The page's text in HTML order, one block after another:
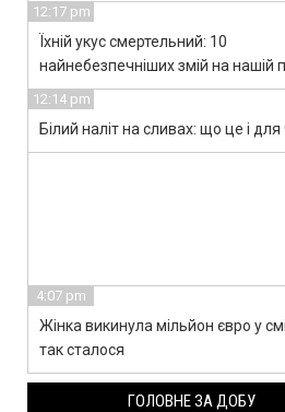
12:17 pm
Їхній укус смертельний: 10
найнебезпечніших змій на нашій
12:14 pm
Білий наліт на сливах: що це і для
4:07 pm
Жінка викинула мільйон євро у
так сталося
ГОЛОВНЕ ЗА ДОБУ